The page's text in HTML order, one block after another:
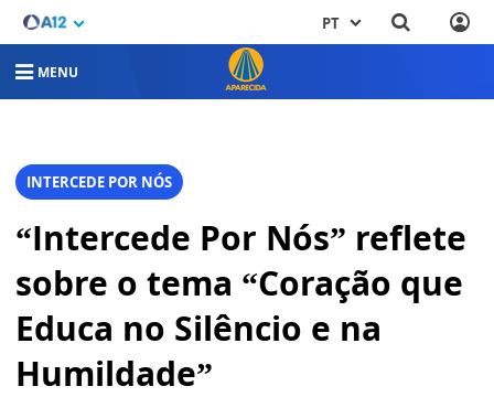
PT
MENU
INTERCEDE POR NÓS
“Intercede Por Nós” reflete
sobre o tema “Coração que
Educa no Silêncio e na
Humildade”